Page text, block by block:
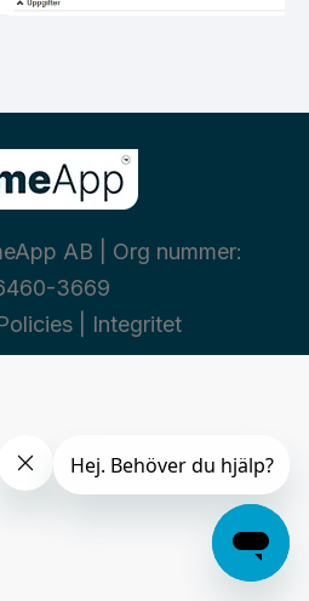
AB | Org nummer:
3669
| Integritet